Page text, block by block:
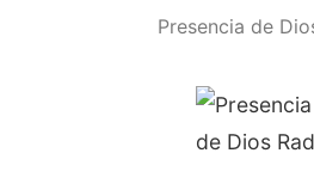
Presencia de